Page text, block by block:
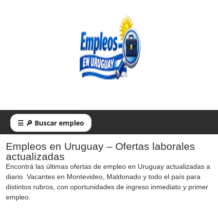
☰ 🔎 Buscar empleo
Empleos en Uruguay – Ofertas laborales
actualizadas
Encontrá las últimas ofertas de empleo en Uruguay actualizadas a
diario. Vacantes en Montevideo, Maldonado y todo el país para
distintos rubros, con oportunidades de ingreso inmediato y primer
empleo.